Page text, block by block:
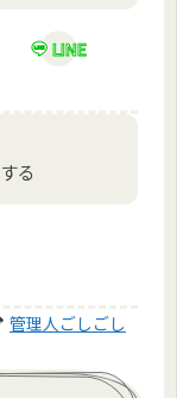
LINE
る
管理人ごしごし